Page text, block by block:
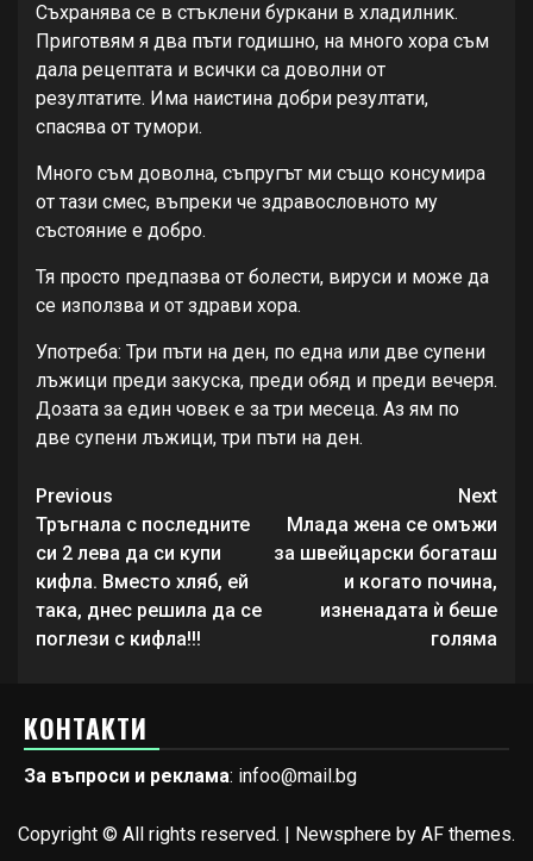
Съхранява се в стъклени буркани в хладилник.
Приготвям я два пъти годишно, на много хора съм
дала рецептата и всички са доволни от
резултатите. Има наистина добри резултати,
спасява от тумори.
Много съм доволна, съпругът ми също консумира
от тази смес, въпреки че здравословното му
състояние е добро.
Тя просто предпазва от болести, вируси и може да
се използва и от здрави хора.
Употреба: Три пъти на ден, по една или две супени
лъжици преди закуска, преди обяд и преди вечеря.
Дозата за един човек е за три месеца. Аз ям по
две супени лъжици, три пъти на ден.
Continue
Reading
Previous
Тръгнала с последните
си 2 лева да си купи
кифла. Вместо хляб, ей
така, днес решила да се
поглези с кифла!!!
Next
Млада жена се омъжи
за швейцарски богаташ
и когато почина,
изненадата ѝ беше
голяма
КОНТАКТИ
За въпроси и реклама: infoo@mail.bg
Copyright © All rights reserved. | Newsphere by AF themes.